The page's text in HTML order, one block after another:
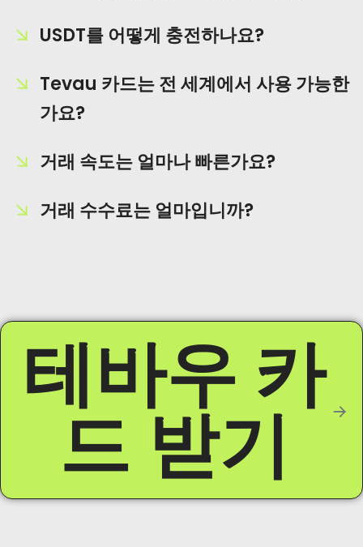
USDT를 어떻게 충전하나요?
Tevau 카드는 전 세계에서 사용 가능한
가요?
거래 속도는 얼마나 빠른가요?
거래 수수료는 얼마입니까?
테바우 카
드 받기